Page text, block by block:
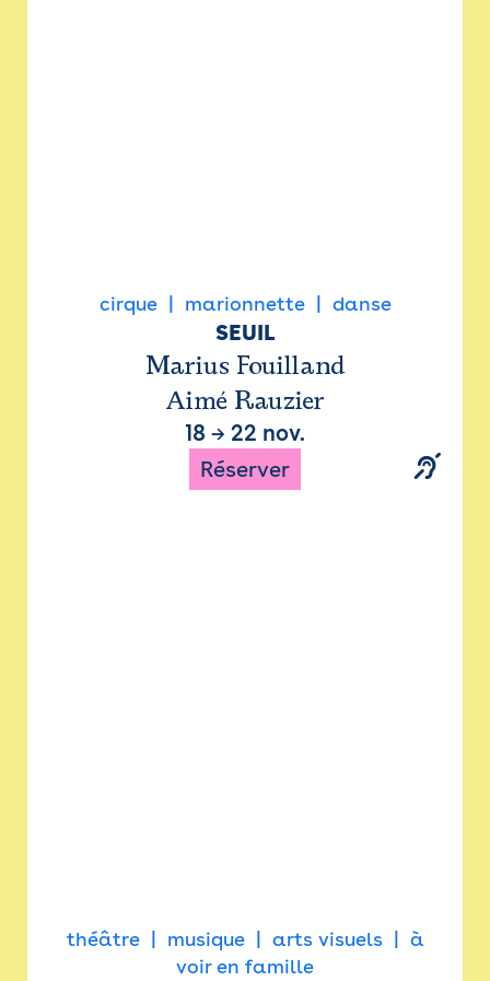
cirque marionnette danse
SEUIL
Marius Fouilland
Aimé Rauzier
18 → 22 nov.
Réserver
théâtre musique arts visuels
à
voir en famille